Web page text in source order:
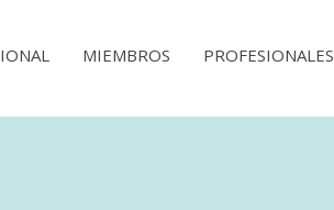
MIEMBROS PROFESIONALES